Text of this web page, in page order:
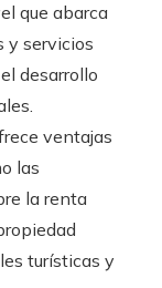
que abarca
y servicios
desarrollo
ventajas
las
la renta
turísticas y